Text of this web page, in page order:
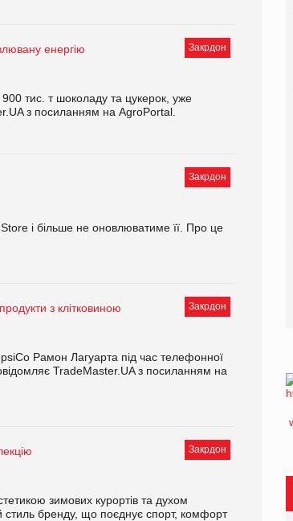
Закрдон
енергію
900 тис. т шоколаду та цукерок, уже
з посиланням на AgroPortal.
Закрдон
і більше не оновлюватиме її. Про це
Закрдон
з клітковиною
Рамон Лагуарта під час телефонної
TradeMaster.UA з посиланням на
Закрдон
зимових курортів та духом
стиль бренду, що поєднує спорт, комфорт